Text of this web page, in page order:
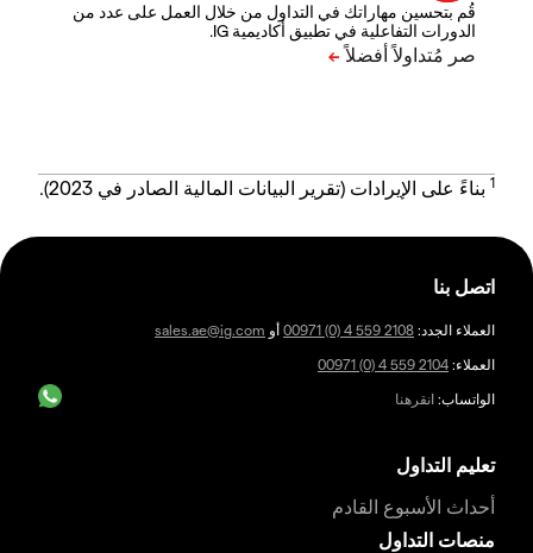
قُم بتحسين مهاراتك في التداول من خلال العمل على عدد من
الدورات التفاعلية في تطبيق أكاديمية IG.
1 بناءً على الإيرادات (تقرير البيانات المالية الصادر في 2023).
اتصل بنا
العملاء الجدد: 00971 (0) 4 559 2108 أو sales.ae@ig.com
العملاء: 00971 (0) 4 559 2104
الواتساب: انقرهنا
تعليم التداول
أحداث الأسبوع القادم
منصات التداول